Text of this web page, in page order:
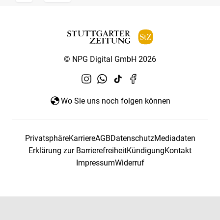
© NPG Digital GmbH 2026
Wo Sie uns noch folgen können
PrivatsphäreKarriereAGBDatenschutzMediadaten
Erklärung zur BarrierefreiheitKündigungKontakt
ImpressumWiderruf